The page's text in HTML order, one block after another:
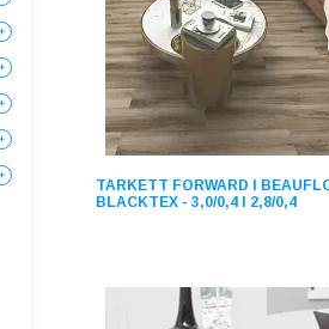
TARKETT FORWARD І
BLACKTEX - 3,0/0,4 І 2,8/0,4